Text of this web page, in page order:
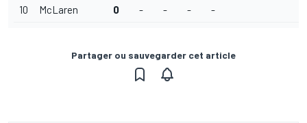
10 McLaren 0 - - - -
Partager ou sauvegarder cet article